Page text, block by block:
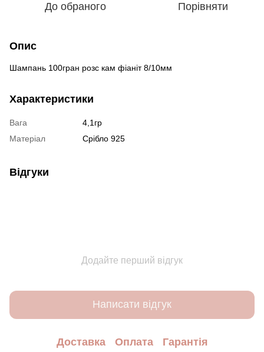
До обраного Порівняти
Опис
Шампань 100гран розс кам фіаніт 8/10мм
Характеристики
Вага
4,1гр
Матеріал
Срібло 925
Відгуки
Додайте перший відгук
Написати відгук
Доставка Оплата Гарантія